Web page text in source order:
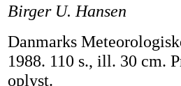
Birger U. Hansen
Danmarks
1988. 110 s., ill. 30 cm.
oplyst.